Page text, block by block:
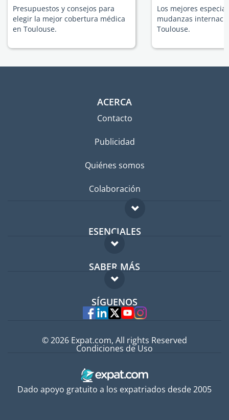
Presupuestos y consejos para
elegir la mejor cobertura médica
en Toulouse.
Los mejores
mudanzas
Toulouse.
ACERCA
Contacto
Publicidad
Quiénes somos
Colaboración
ESENCIALES
Foro para expatriados
Guía para expatriados
Trabajos en el extranjero
SABER MÁS
FAQ
Expertos
SÍGUENOS
Dado apoyo gratuito a los expatriados desde 2005
© 2026 Expat.com, All rights Reserved
Condiciones de Uso